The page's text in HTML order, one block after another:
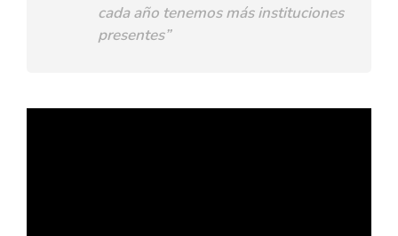
cada año tenemos más instituciones
presentes”